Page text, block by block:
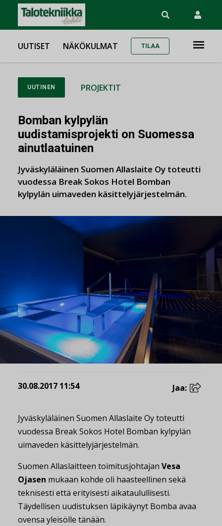
UUTISET NÄKÖKULMAT TILAA
UUTINEN PROJEKTIT
Bomban kylpylän
uudistamisprojekti on Suomessa
ainutlaatuinen
Jyväskyläläinen Suomen Allaslaite Oy toteutti
vuodessa Break Sokos Hotel Bomban
kylpylän uimaveden käsittelyjärjestelmän.
30.08.2017 11:54 Jaa:
Jyväskyläläinen Suomen Allaslaite Oy toteutti
vuodessa Break Sokos Hotel Bomban kylpylän
uimaveden käsittelyjärjestelmän.
Suomen Allaslaitteen toimitusjohtajan Vesa
Ojasen mukaan kohde oli haasteellinen sekä
teknisesti että erityisesti aikataulullisesti.
Täydellisen uudistuksen läpikäynyt Bomba avaa
ovensa yleisölle tänään.